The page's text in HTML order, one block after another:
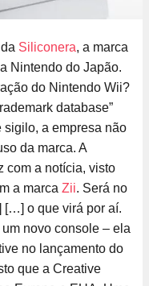
Siliconera, a marca
Nintendo do Japão.
do Nintendo Wii?
database”
sigilo, a empresa não
da marca. A
com a notícia, visto
a marca Zii. Será no
[…] o que virá por aí.
novo console – ela
no lançamento do
que a Creative